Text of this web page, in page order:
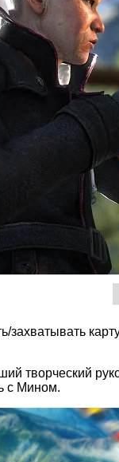
творческий
с Мином.